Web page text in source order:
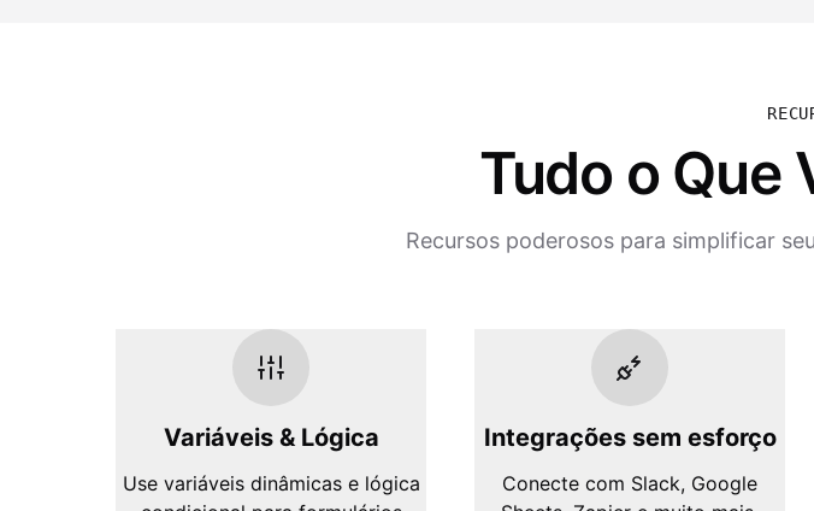
Tudo o Que
Recursos poderosos para simplificar
Variáveis & Lógica
Use variáveis dinâmicas e lógica
Integrações sem esforço
Conecte com Slack, Google